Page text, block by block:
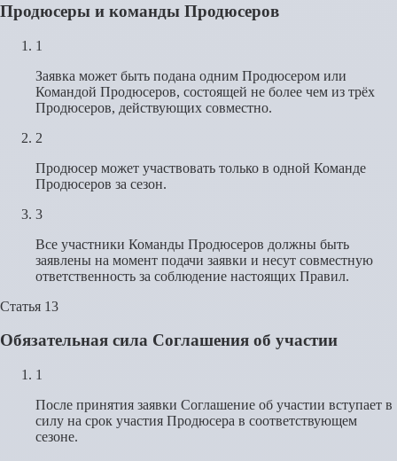
Продюсеры и команды Продюсеров
1
Заявка может быть подана одним Продюсером или
Командой Продюсеров, состоящей не более чем из трёх
Продюсеров, действующих совместно.
2
Продюсер может участвовать только в одной Команде
Продюсеров за сезон.
3
Все участники Команды Продюсеров должны быть
заявлены на момент подачи заявки и несут совместную
ответственность за соблюдение настоящих Правил.
Статья 13
Обязательная сила Соглашения об участии
1
После принятия заявки Соглашение об участии вступает в
силу на срок участия Продюсера в соответствующем
сезоне.